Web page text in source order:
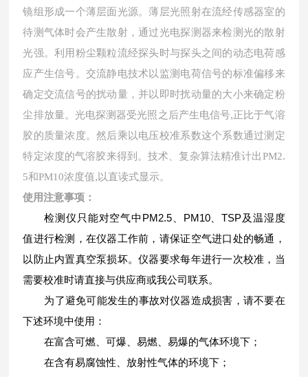
镜组形成一个薄层面光源。薄层光照射在流经传感器室的
待测气体时会产生散射，通过光电探测器来检测光的散射
光强。利用粉尘颗粒流经探头时与探头之间的动态电荷感
应产生信号。交流静电技术以监测电荷信号的标准偏移来
确定交流信号的扰动量，并以即时扰动量的大小来确定粉
尘排放量。光电探测器受光照之后产生电信号,正比于气溶
胶的质量浓度。然后乘以电压校准系数这个系数通过测定
特定浓度的气溶胶来得到。技术、复杂算法精准计出PM2.
5和PM10浓度值, 以直读式显示。
使用注意事项：
检测仪只能对空气中 PM2.5、 PM10、TSP及温湿度
值进行检测，在仪器工作前，请保证空气进口处的畅通，
以防止内置真空泵损坏。仪器要求每年进行一次校准，当
需要校准时请直接与供应商或我公司联系。
为了避免可能发生的事故对仪器造成损害，请不要在
下述环境中使用：
在富含可燃、可爆、易燃、易爆的气体环境下；
在含有易腐蚀性、放射性气体的环境下；